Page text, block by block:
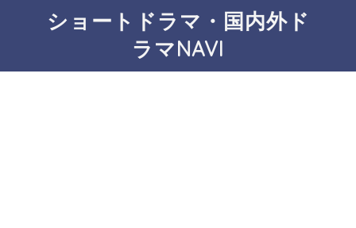
ショートドラマ・国内外ド
ラマNAVI